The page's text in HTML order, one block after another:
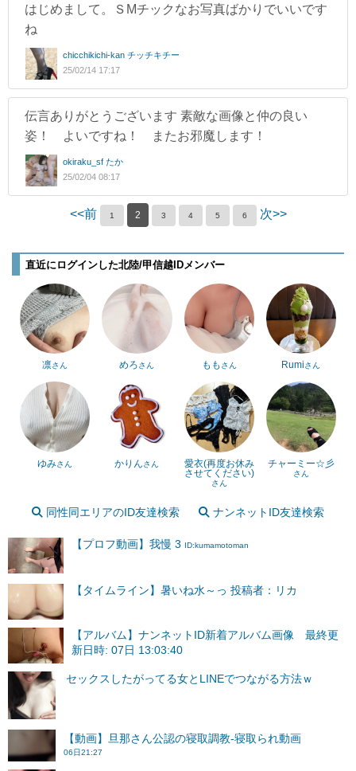
はじめまして。ＳMチックなお写真ばかりでいいです
ね
chicchikichi-kan チッチキチー
25/02/14 17:17
伝言ありがとうございます 素敵な画像と仲の良い
姿！ よいですね！ またお邪魔します！
okiraku_sf たか
25/02/04 08:17
<<前 1 2 3 4 5 6 次>>
直近にログインした北陸/甲信越IDメンバー
凛さん めろさん もも さん Rumiさん
ゆみさん かりんさん
愛衣(再度お休み
させてください)
さん
チャーミー☆彡
さん
同性同エリアのID友達検索 ナンネットID友達検索
【プロフ動画】我慢 3 ID:kumamotoman
【タイムライン】暑いね水～っ 投稿者：リカ
【アルバム】ナンネットID新着アルバム画像 最終更
新日時: 07日 13:03:40